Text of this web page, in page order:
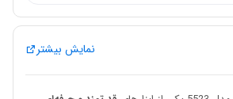
نمایش بیشتر